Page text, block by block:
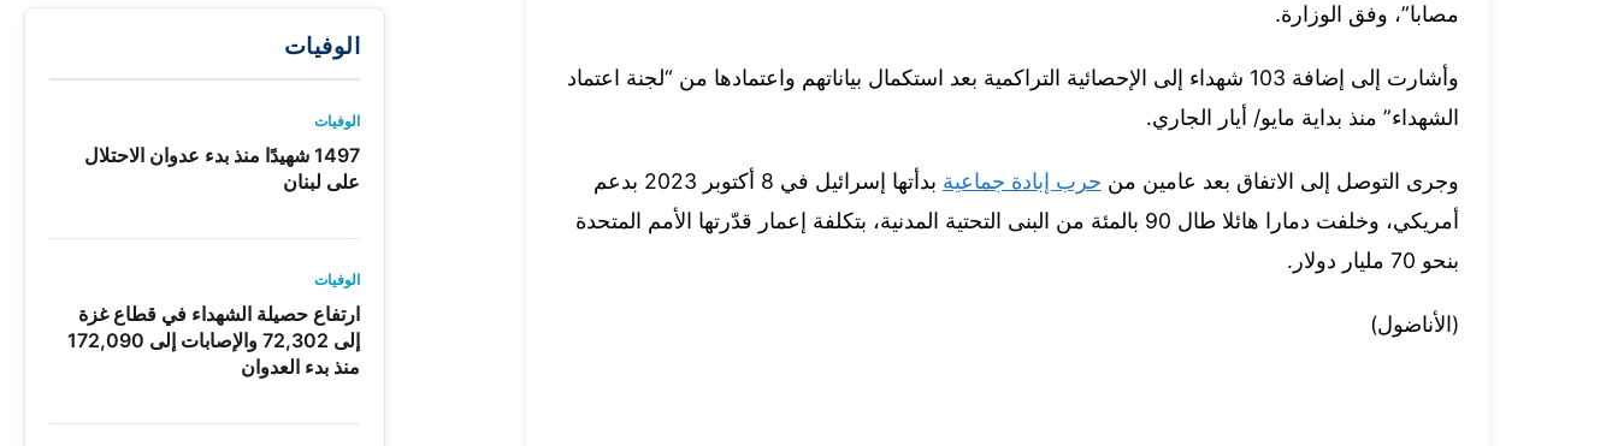
مصابا”، وفق الوزارة.
وأشارت إلى إضافة 103 شهداء إلى الإحصائية التراكمية بعد استكمال بياناتهم واعتمادها من “لجنة اعتماد
الشهداء” منذ بداية مايو/ أيار الجاري.
وجرى التوصل إلى الاتفاق بعد عامين من حرب إبادة جماعية
بدأتها إسرائيل في 8 أكتوبر 2023 بدعم
أمريكي، وخلفت دمارا هائلا طال 90 بالمئة من البنى التحتية المدنية، بتكلفة إعمار قدّرتها الأمم المتحدة
بنحو 70 مليار دولار.
(الأناضول)
الوفيات
الوفيات
1497 شهيدًا منذ بدء عدوان الاحتلال
على لبنان
الوفيات
ارتفاع حصيلة الشهداء في قطاع غزة
إلى 72,302 والإصابات إلى 172,090
منذ بدء العدوان